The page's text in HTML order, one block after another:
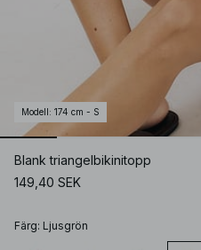
Modell : 174 cm - S
Blank triangelbikinitopp
149,40 SEK
Färg: Ljusgrön